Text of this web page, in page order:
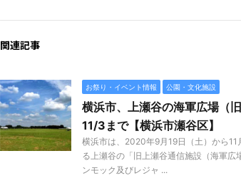
関連記事
お祭り・イベント情報 公園・文化施設
横浜市、上瀬谷の海軍広場（
11/3まで【横浜市瀬谷区】
横浜市は、2020年9月19日（土）から
る上瀬谷の「旧上瀬谷通信施設（海軍
ンモック及びレジャ ...